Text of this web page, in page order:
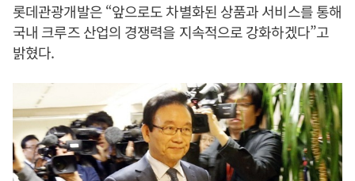
롯데관광개발은 “앞으로도 차별화된 상품과 서비스를 통해
국내 크루즈 산업의 경쟁력을 지속적으로 강화하겠다”고
밝혔다.